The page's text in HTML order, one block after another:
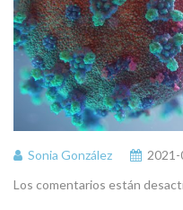
Sonia González
Los comentarios están